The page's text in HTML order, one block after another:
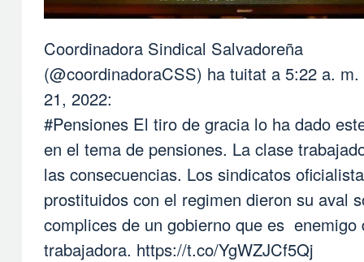
Coordinadora Sindical Salvadoreña
(@coordinadoraCSS) ha tuitat a 5:22 a.
21, 2022:
#Pensiones El tiro de gracia lo ha dado
en el tema de pensiones. La clase
las consecuencias. Los sindicatos
prostituidos con el regimen dieron su aval
complices de un gobierno que es enemigo
trabajadora. https://t.co/YgWZJCf5Qj